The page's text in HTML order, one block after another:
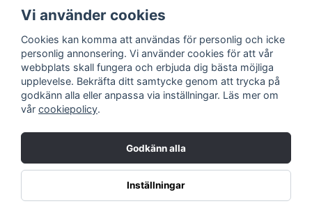
Om Utklasad
Team Utklasad
Recensera och vinn
Öppettider Lagershop
Jobba hos oss
Returer
Villkor & Policy
Registrera dig
Glömt lösenord?
Vi använder cookies
Cookies kan komma att användas för personlig och icke
personlig annonsering. Vi använder cookies för att vår
webbplats skall fungera och erbjuda dig bästa möjliga
upplevelse. Bekräfta ditt samtycke genom att trycka på
godkänn alla eller anpassa via inställningar. Läs mer om
vår cookiepolicy.
Godkänn alla
Inställningar